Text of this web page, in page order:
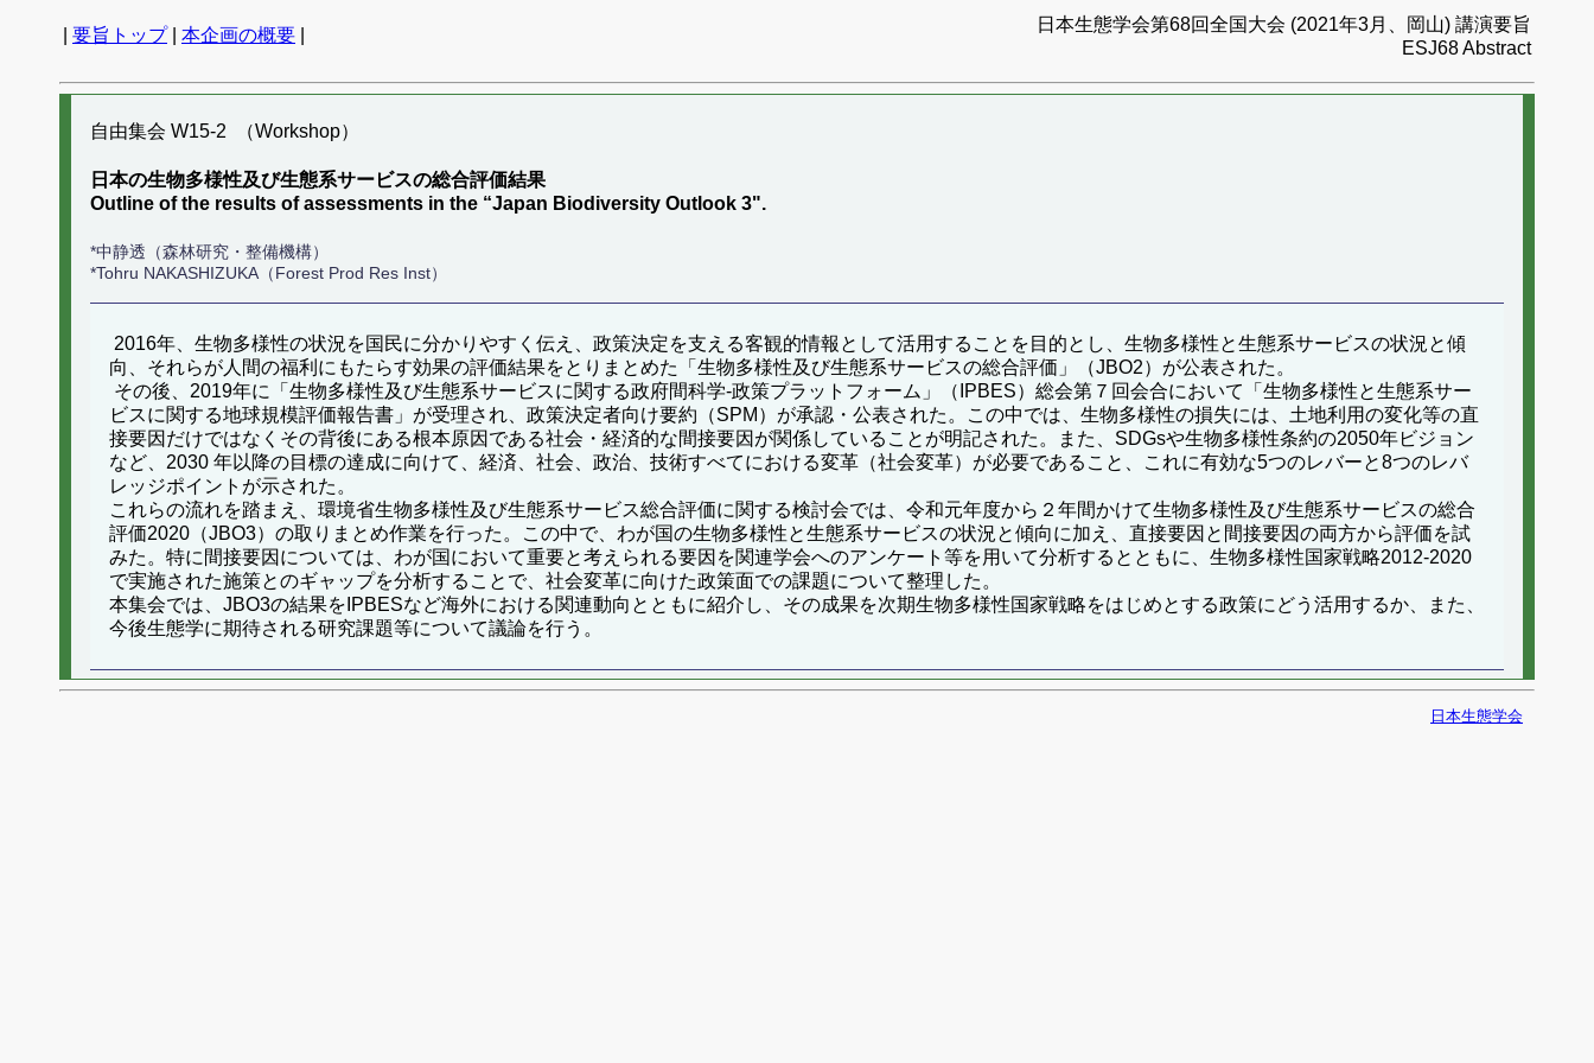
要旨トップ| 本企画の概要
日本生態学会第68回全国大会 (2021年3月、岡山) 講演要旨
ESJ68 Abstract
自由集会 W15-2 （Workshop）
日本の生物多様性及び生態系サービスの総合評価結果
Outline of the results of assessments in the “Japan Biodiversity Outlook 3".
*中静透（森林研究・整備機構）
*Tohru NAKASHIZUKA（Forest Prod Res Inst）
2016年、生物多様性の状況を国民に分かりやすく伝え、政策決定を支える客観的情報として活用することを目的とし、生物多様性と生態系サービスの状況と傾
向、それらが人間の福利にもたらす効果の評価結果をとりまとめた「生物多様性及び生態系サービスの総合評価」（JBO2）が公表された。
その後、2019年に「生物多様性及び生態系サービスに関する政府間科学-政策プラットフォーム」（IPBES）総会第７回会合において「生物多様性と生態系サー
ビスに関する地球規模評価報告書」が受理され、政策決定者向け要約（SPM）が承認・公表された。この中では、生物多様性の損失には、土地利用の変化等の直
接要因だけではなくその背後にある根本原因である社会・経済的な間接要因が関係していることが明記された。また、SDGsや生物多様性条約の2050年ビジョン
など、2030 年以降の目標の達成に向けて、経済、社会、政治、技術すべてにおける変革（社会変革）が必要であること、これに有効な5つのレバーと8つのレバ
レッジポイントが示された。
これらの流れを踏まえ、環境省生物多様性及び生態系サービス総合評価に関する検討会では、令和元年度から２年間かけて生物多様性及び生態系サービスの総合
評価2020（JBO3）の取りまとめ作業を行った。この中で、わが国の生物多様性と生態系サービスの状況と傾向に加え、直接要因と間接要因の両方から評価を試
みた。特に間接要因については、わが国において重要と考えられる要因を関連学会へのアンケート等を用いて分析するとともに、生物多様性国家戦略2012-2020
で実施された施策とのギャップを分析することで、社会変革に向けた政策面での課題について整理した。
本集会では、JBO3の結果をIPBESなど海外における関連動向とともに紹介し、その成果を次期生物多様性国家戦略をはじめとする政策にどう活用するか、また、
今後生態学に期待される研究課題等について議論を行う。
日本生態学会